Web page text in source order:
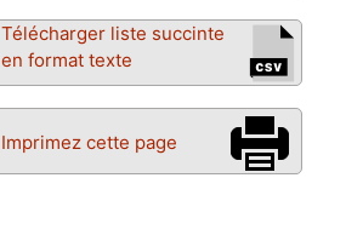
Télécharger liste succinte
en format texte
Imprimez cette page